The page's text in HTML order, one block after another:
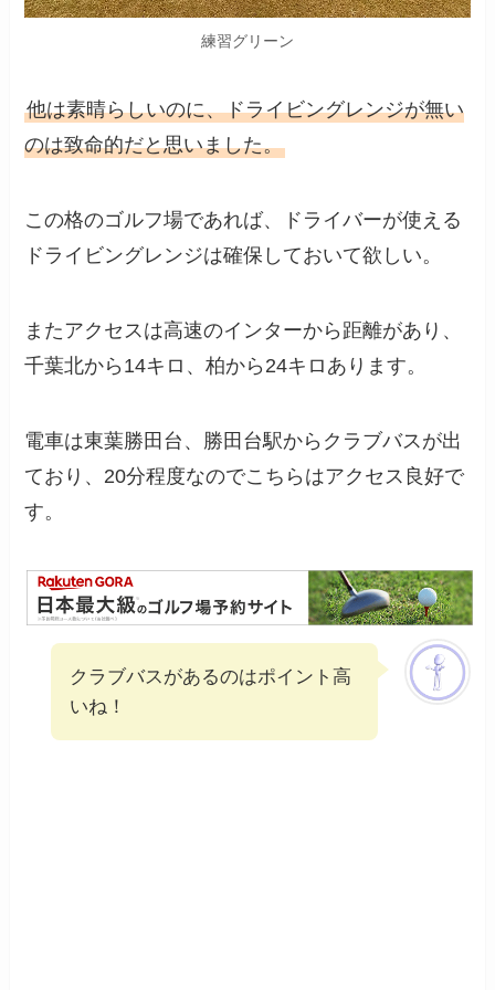
練習グリーン
他は素晴らしいのに、ドライビングレンジが無い
のは致命的だと思いました。
この格のゴルフ場であれば、ドライバーが使える
ドライビングレンジは確保しておいて欲しい。
またアクセスは高速のインターから距離があり、
千葉北から14キロ、柏から24キロあります。
電車は東葉勝田台、勝田台駅からクラブバスが出
ており、20分程度なのでこちらはアクセス良好で
す。
クラブバスがあるのはポイント高
いね！